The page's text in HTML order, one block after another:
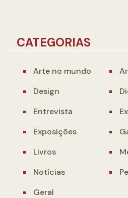
CATEGORIAS
Arte no mundo
Design
Entrevista
Exposições
Livros
Notícias
Geral